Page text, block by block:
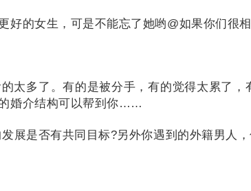
的女生，可是不能忘了她哟@如果你们很相
太多了。有的是被分手，有的觉得太累了
婚介结构可以帮到你……
展是否有共同目标?另外你遇到的外籍男人